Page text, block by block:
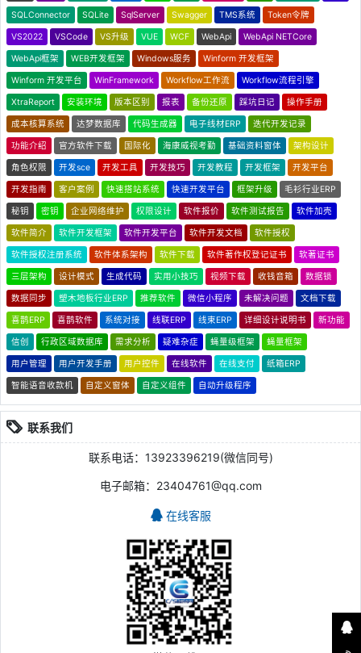
SQLConnector SQLite SqlServer Swagger TMS系统 Token令牌
VS2022 VSCode VS升级 VUE WCF WebApi WebApi NETCore
WebApi框架 WEB开发框架 Windows服务 Winform 开发框架
Winform 开发平台 WinFramework Workflow工作流 Workflow流程引擎
XtraReport 安装环境 版本区别 报表 备份还原 踩坑日记 操作手册
成本核算系统 达梦数据库 代码生成器 电子线材ERP 迭代开发记录
功能介绍 官方软件下载 国际化 海康威视考勤 基础资料窗体 架构设计
角色权限 开发sce 开发工具 开发技巧 开发教程 开发框架 开发平台
开发指南 客户案例 快速搭站系统 快速开发平台 框架升级 毛衫行业ERP
秘钥 密钥 企业网络维护 权限设计 软件报价 软件测试报告 软件加壳
软件简介 软件开发框架 软件开发平台 软件开发文档 软件授权
软件授权注册系统 软件体系架构 软件下载 软件著作权登记证书 软著证书
三层架构 设计模式 生成代码 实用小技巧 视频下载 收钱音箱 数据锁
数据同步 塑木地板行业ERP 推荐软件 微信小程序 未解决问题 文档下载
喜鹊ERP 喜鹊软件 系统对接 线联ERP 线束ERP 详细设计说明书 新功能
信创 行政区域数据库 需求分析 疑难杂症 蝇量级框架 蝇量框架
用户管理 用户开发手册 用户控件 在线软件 在线支付 纸箱ERP
智能语音收款机 自定义窗体 自定义组件 自动升级程序
联系我们
联系电话：13923396219(微信同号)
电子邮箱：23404761@qq.com
在线客服